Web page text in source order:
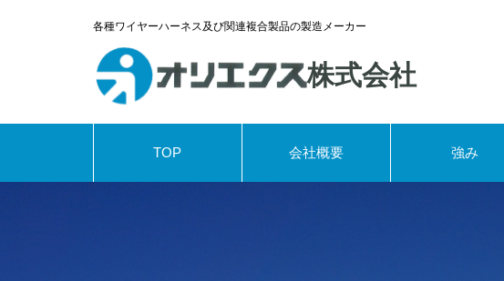
各種ワイヤーハーネス及び関連複合製品の製造メーカー
株式会社
TOP 会社概要 強み